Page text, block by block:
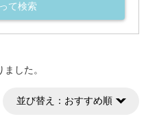
て検索
した。
並び替え： おすすめ順